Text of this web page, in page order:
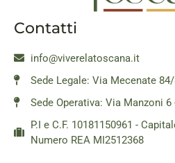
Contatti
info@viverelatoscana.it
Sede Legale: Via Mecenate
Sede Operativa: Via Manzoni 6
P.I e C.F. 10181150961 -
Numero REA MI2512368